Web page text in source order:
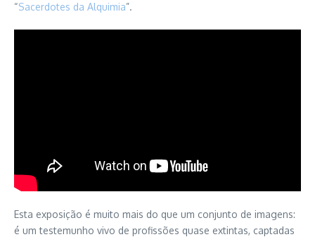
“Sacerdotes da Alquimia”.
Esta exposição é muito mais do que um conjunto de imagens:
é um testemunho vivo de profissões quase extintas, captadas